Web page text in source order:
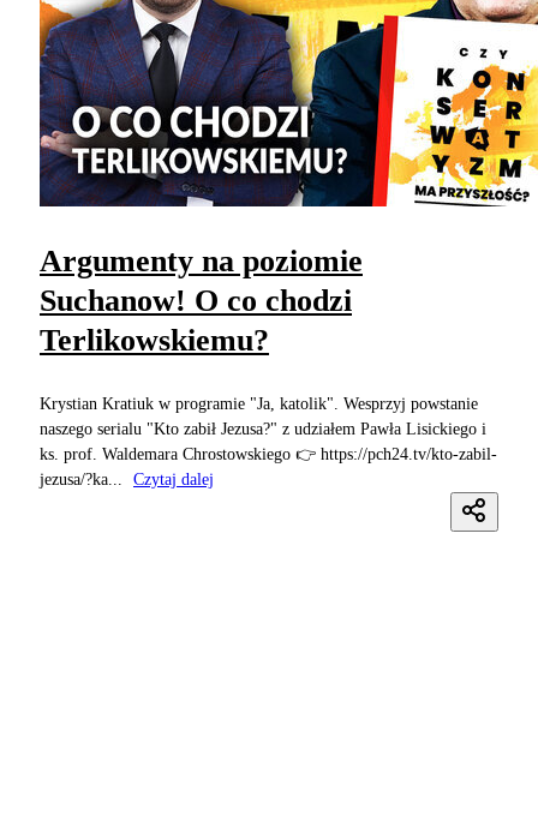
Argumenty na poziomie
Suchanow! O co chodzi
Terlikowskiemu?
Krystian Kratiuk w programie "Ja, katolik". Wesprzyj powstanie
naszego serialu "Kto zabił Jezusa?" z udziałem Pawła Lisickiego i
ks. prof. Waldemara Chrostowskiego 👉 https://pch24.tv/kto-zabil-
jezusa/?ka...
Czytaj dalej